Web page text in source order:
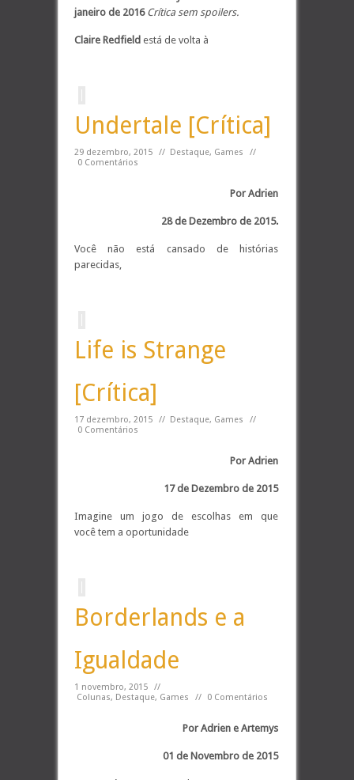
janeiro de 2016 Crítica sem spoilers.
Claire Redfield está de volta à
Undertale [Crítica]
29 dezembro, 2015 // Destaque, Games
//
0 Comentários
Por Adrien
28 de Dezembro de 2015.
Você não está cansado de histórias
parecidas,
Life is Strange
[Crítica]
17 dezembro, 2015 // Destaque, Games
//
0 Comentários
Por Adrien
17 de Dezembro de 2015
Imagine um jogo de escolhas em que
você tem a oportunidade
Borderlands e a
Igualdade
1 novembro, 2015
//
Colunas, Destaque, Games // 0 Comentários
Por Adrien e Artemys
01 de Novembro de 2015